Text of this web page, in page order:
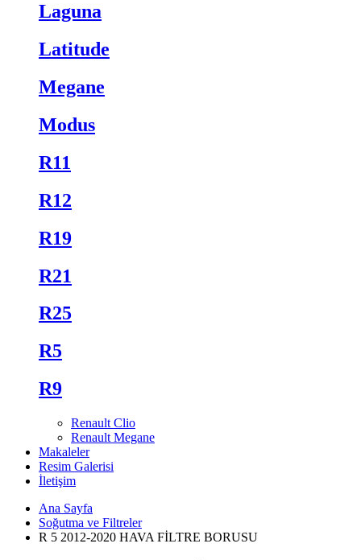
Laguna
Latitude
Megane
Modus
R11
R12
R19
R21
R25
R5
R9
Renault Clio
Renault Megane
Makaleler
Resim Galerisi
İletişim
Ana Sayfa
Soğutma ve Filtreler
R 5 2012-2020 HAVA FİLTRE BORUSU